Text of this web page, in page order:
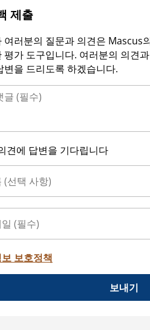
제출
여러분의 질문과 의견은 Mascus
평가 도구입니다. 여러분의 의견
변을 드리도록 하겠습니다.
견에 답변을 기다립니다
보호정책
보내기